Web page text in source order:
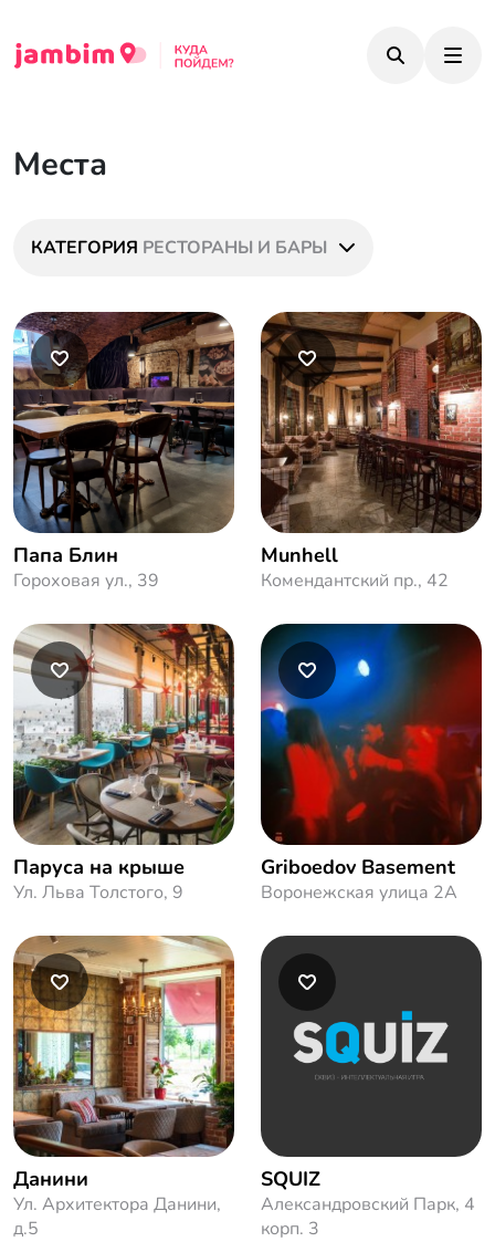
Места
КАТЕГОРИЯ РЕСТОРАНЫ И БАРЫ
Папа Блин
Гороховая ул., 39
Munhell
Комендантский пр., 42
Паруса на крыше
Ул. Льва Толстого, 9
Griboedov Basement
Воронежская улица 2А
Данини
Ул. Архитектора Данини,
д.5
SQUIZ
Александровский Парк, 4
корп. 3